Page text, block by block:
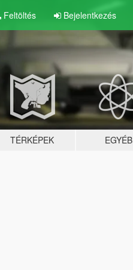
Feltöltés Bejelentkezés
TÉRKÉPEK EGYÉB